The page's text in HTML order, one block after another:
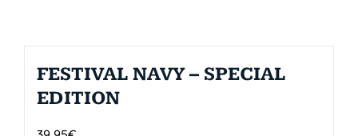
FESTIVAL NAVY – SPECIAL
EDITION